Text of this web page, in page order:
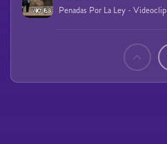
Penadas Por La Ley - Videoclip